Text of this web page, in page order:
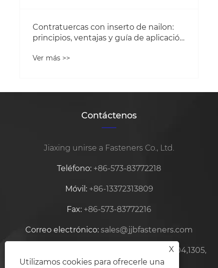
Contratuercas con inserto de nailon:
principios, ventajas y guía de aplicación
Ver más >>
Contáctenos
Jiaxing unirse a Fasteners Co., Ltd.
Teléfono: +86-573-83772218
Móvil: +86-13372313809
Fax: +86-573-83772216
Correo electrónico: sales@jjbfasteners.com
Centro Zhifu, edificio No.15-1304,1305,
Xiuzhou, Jiaxing, Zhejiang, China
X
Utilizamos cookies para ofrecerle una